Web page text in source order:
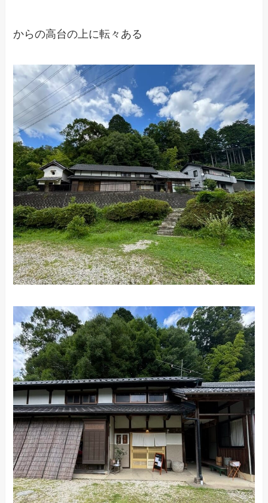
からの高台の上に転々ある